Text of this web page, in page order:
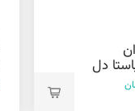
دل